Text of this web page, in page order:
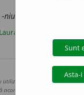
-niu.
LauraGellner
Copyright ©
utilizarea datelor de pe acest
acordul nostru prealabil scris,